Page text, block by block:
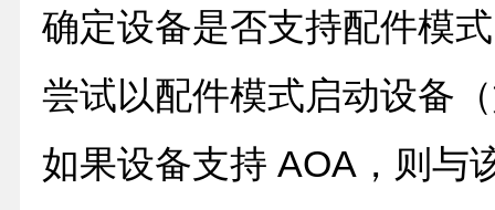
确定设备是否支持配件模
尝试以配件模式启动设备
如果设备支持 AOA，则与